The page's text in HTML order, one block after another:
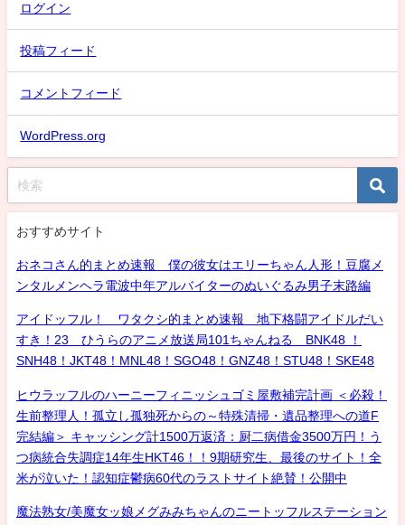
ログイン
投稿フィード
コメントフィード
WordPress.org
おすすめサイト
おネコさん的まとめ速報 僕の彼女はエリーちゃん人形！豆腐メ
ンタルメンヘラ電波中年アルバイターのぬいぐるみ男子末路編
アイドッフル！ ワタクシ的まとめ速報 地下格闘アイドルだい
すき！23 ひうらのアニメ放送局101ちゃんねる BNK48 ！
SNH48！JKT48！MNL48！SGO48！GNZ48！STU48！SKE48
ヒウラッフルのハーニーフィニッシュゴミ屋敷補完計画 ＜必殺！
生前整理人！孤立し孤独死からの～特殊清掃・遺品整理への道F
完結編＞ キャッシング計1500万返済：厨二病借金3500万円！う
つ病統合失調症14年生HKT46！！9期研究生、最後のサイト！全
米が泣いた！認知症鬱病60代のラストサイト絶賛！公開中
魔法熟女/美魔女ッ娘メグみみちゃんのニートッフルステーション